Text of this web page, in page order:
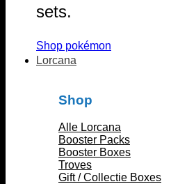
sets.
Shop pokémon
Lorcana
Shop
Alle Lorcana
Booster Packs
Booster Boxes
Troves
Gift / Collectie Boxes